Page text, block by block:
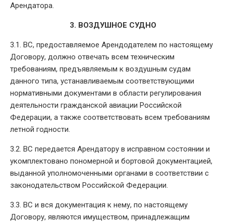
Арендатора.
3. ВОЗДУШНОЕ СУДНО
3.1. ВС, предоставляемое Арендодателем по настоящему
Договору, должно отвечать всем техническим
требованиям, предъявляемым к воздушным судам
данного типа, устанавливаемым соответствующими
нормативными документами в области регулирования
деятельности гражданской авиации Российской
Федерации, а также соответствовать всем требованиям
летной годности.
3.2. ВС передается Арендатору в исправном состоянии и
укомплектовано пономерной и бортовой документацией,
выданной уполномоченными органами в соответствии с
законодательством Российской Федерации.
3.3. ВС и вся документация к нему, по настоящему
Договору, являются имуществом, принадлежащим